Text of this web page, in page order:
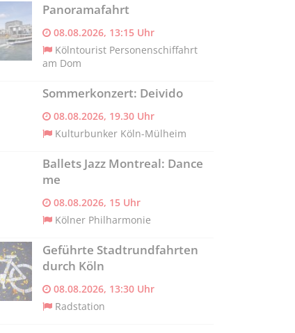
Frauen bei Gewalt im Alter: Raus
„Paula“ hilft älteren Frauen ab sechzig Jahren über
Panoramafahrt
08.08.2026, 13:15 Uhr
Kölntourist Personenschiffahrt
am Dom
Sommerkonzert: Deivido
08.08.2026, 19.30 Uhr
Kulturbunker Köln-Mülheim
Ballets Jazz Montreal: Dance
me
08.08.2026, 15 Uhr
Kölner Philharmonie
Geführte Stadtrundfahrten
durch Köln
08.08.2026, 13:30 Uhr
Radstation